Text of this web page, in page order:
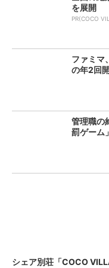
を展開
PR(COCO
ファミ
の年2回
管理職の
罰ゲーム
シェア別荘「COCO